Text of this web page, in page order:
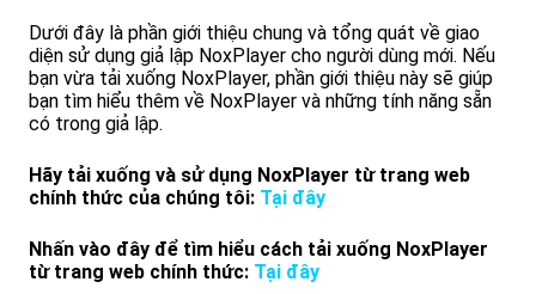
Dưới đây là phần giới thiệu chung và tổng quát về giao
diện sử dụng giả lập NoxPlayer cho người dùng mới. Nếu
bạn vừa tải xuống NoxPlayer, phần giới thiệu này sẽ giúp
bạn tìm hiểu thêm về NoxPlayer và những tính năng sẵn
có trong giả lập.
Hãy tải xuống và sử dụng NoxPlayer từ trang web
chính thức của chúng tôi: Tại đây
Nhấn vào đây để tìm hiểu cách tải xuống NoxPlayer
từ trang web chính thức: Tại đây